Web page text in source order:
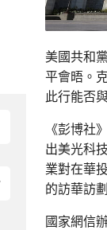
美國共和
平會晤。
此行能否
《彭博社
出美光科
業對在華
的訪華訪
國家網信